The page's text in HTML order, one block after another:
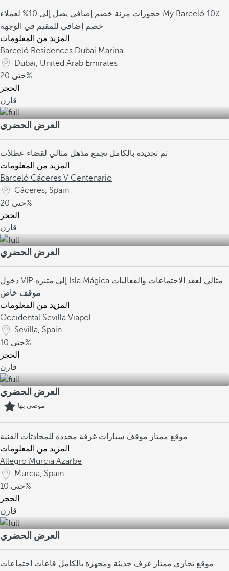
حجوزات مرنة خصم إضافي يصل إلى 10% لعملاء My Barceló 10٪
خصم إضافي للمقيم في الوجهة
المزيد من المعلومات
Barceló Residences Dubai Marina
Dubái, United Arab Emirates
حتى20%
الحجز
قارن
العرض الحضري
تم تجديده بالكامل تجمع مذهل مثالي لقضاء عطلات
المزيد من المعلومات
Barceló Cáceres V Centenario
Cáceres, Spain
حتى20%
الحجز
قارن
العرض الحضري
دخول VIP إلى متنزه Isla Mágica مثالي لعقد الاجتماعات والفعاليات
موقف خاص
المزيد من المعلومات
Occidental Sevilla Viapol
Sevilla, Spain
حتى10%
الحجز
قارن
العرض الحضري
موصى بها
موقع ممتاز موقف سيارات غرفة محددة للمحادثات الفنية
المزيد من المعلومات
Allegro Murcia Azarbe
Murcia, Spain
حتى10%
الحجز
قارن
العرض الحضري
موقع تجاري ممتاز غرف حديثة ومجهزة بالكامل قاعات اجتماعات